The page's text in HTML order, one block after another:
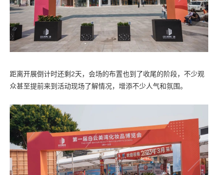
距离开展倒计时还剩2天，会场的布置也到了收尾的阶段，不少观
众甚至提前来到活动现场了解情况，增添不少人气和氛围。